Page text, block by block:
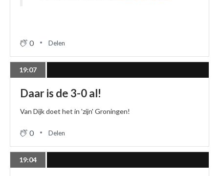
0 Delen
19:07
Daar is de 3-0 al!
Van Dijk doet het in 'zijn' Groningen!
0 Delen
19:04